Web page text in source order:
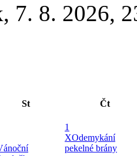
, 7. 8. 2026,
St Čt
1
XOdemykání
pekelné brány